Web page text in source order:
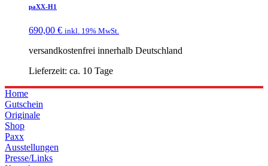
paXX-H1
690,00 € inkl. 19% MwSt.
versandkostenfrei innerhalb Deutschland
Lieferzeit: ca. 10 Tage
Home
Gutschein
Originale
Shop
Paxx
Ausstellungen
Presse/Links